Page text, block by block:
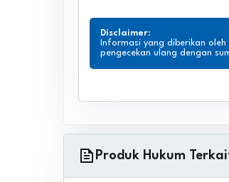
Disclaimer:
Informasi yang diberikan
pengecekan ulang dengan
Produk Hukum